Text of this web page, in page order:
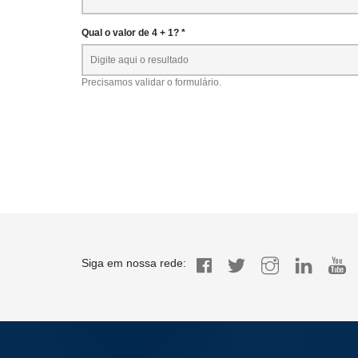
Qual o valor de 4 + 1? *
Precisamos validar o formulário.
Siga em nossa rede: